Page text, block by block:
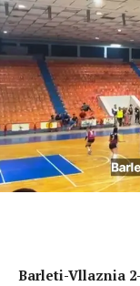
Barleti-Vllaznia 2-